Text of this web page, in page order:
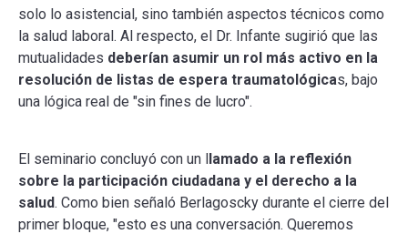
solo lo asistencial, sino también aspectos técnicos como
la salud laboral. Al respecto, el Dr. Infante sugirió que las
mutualidades deberían asumir un rol más activo en la
resolución de listas de espera traumatológicas, bajo
una lógica real de "sin fines de lucro".
El seminario concluyó con un llamado a la reflexión
sobre la participación ciudadana y el derecho a la
salud. Como bien señaló Berlagoscky durante el cierre del
primer bloque, "esto es una conversación. Queremos